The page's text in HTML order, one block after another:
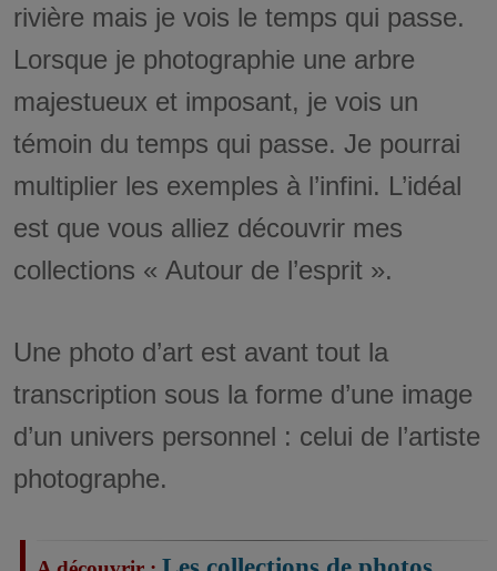
rivière mais je vois le temps qui passe.
Lorsque je photographie une arbre
majestueux et imposant, je vois un
témoin du temps qui passe. Je pourrai
multiplier les exemples à l’infini. L’idéal
est que vous alliez découvrir mes
collections « Autour de l’esprit ».
Une photo d’art est avant tout la
transcription sous la forme d’une image
d’un univers personnel : celui de l’artiste
photographe.